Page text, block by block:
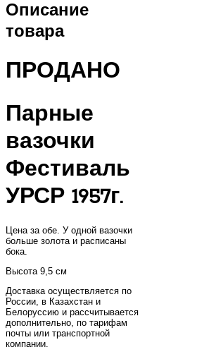
Описание
товара
ПРОДАНО
Парные
вазочки
Фестиваль
УРСР 1957г.
Цена за обе. У одной вазочки
больше золота и расписаны
бока.
Высота 9,5 см
Доставка осуществляется по
России, в Казахстан и
Белоруссию и рассчитывается
дополнительно, по тарифам
почты или транспортной
компании.